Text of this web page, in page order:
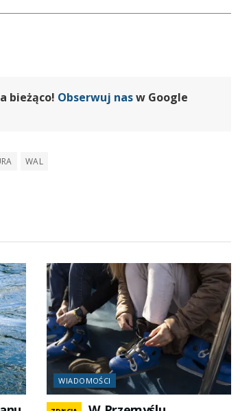
bieżąco! Obserwuj nasw Google
WAL
WIADOMOŚCI